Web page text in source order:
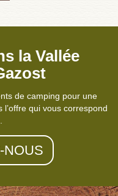
la Vallée
de camping pour une
qui vous correspond
NOUS